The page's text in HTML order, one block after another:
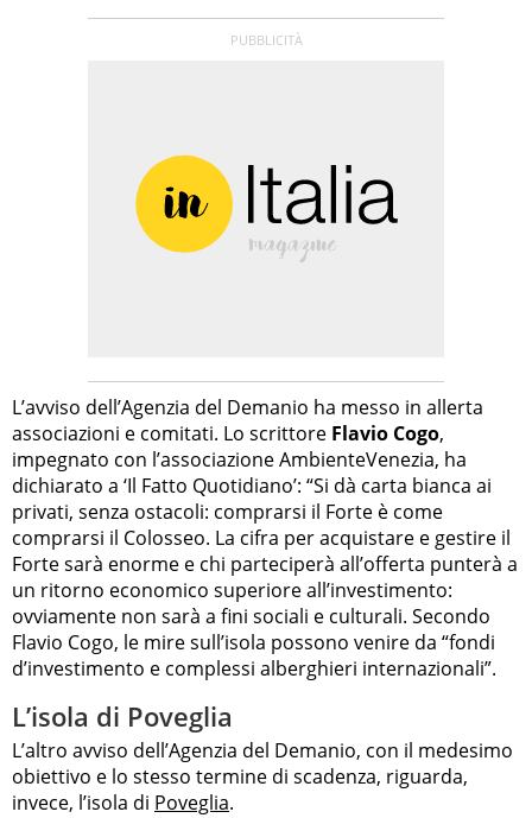
L’avviso dell’Agenzia del Demanio ha messo in allerta
associazioni e comitati. Lo scrittore Flavio Cogo,
impegnato con l’associazione AmbienteVenezia, ha
dichiarato a ‘Il Fatto Quotidiano’: “Si dà carta bianca ai
privati, senza ostacoli: comprarsi il Forte è come
comprarsi il Colosseo. La cifra per acquistare e gestire il
Forte sarà enorme e chi parteciperà all’offerta punterà a
un ritorno economico superiore all’investimento:
ovviamente non sarà a fini sociali e culturali. Secondo
Flavio Cogo, le mire sull’isola possono venire da “fondi
d’investimento e complessi alberghieri internazionali”.
L’isola di Poveglia
L’altro avviso dell’Agenzia del Demanio, con il medesimo
obiettivo e lo stesso termine di scadenza, riguarda,
invece, l’isola di Poveglia.